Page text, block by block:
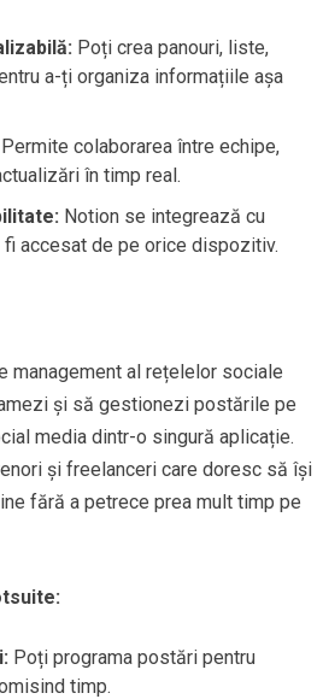
Poți crea panouri, liste,
a-ți organiza informațiile așa
Permite colaborarea între echipe,
în timp real.
Notion se integrează cu
accesat de pe orice dispozitiv.
management al rețelelor sociale
și să gestionezi postările pe
media dintr-o singură aplicație.
și freelanceri care doresc să își
fără a petrece prea mult timp pe
Poți programa postări pentru
timp.